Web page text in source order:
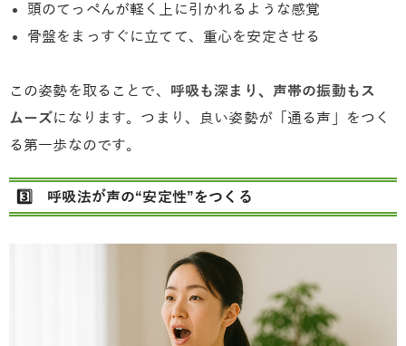
頭のてっぺんが軽く上に引かれるような感覚
骨盤をまっすぐに立てて、重心を安定させる
この姿勢を取ることで、 呼吸も深まり、声帯の振動もス
ムーズになります。つまり、良い姿勢が「通る声」をつく
る第一歩なのです。
3️⃣ 呼吸法が声の“安定性”をつくる